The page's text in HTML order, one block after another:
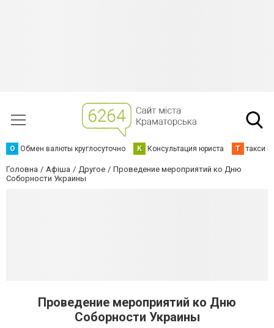
О Обмен валюты круглосуточно К Консультация юриста Т такси
Головна Афіша Другое
Проведение мероприятий ко Дню
Соборности Украины
Проведение мероприятий ко Дню
Соборности Украины